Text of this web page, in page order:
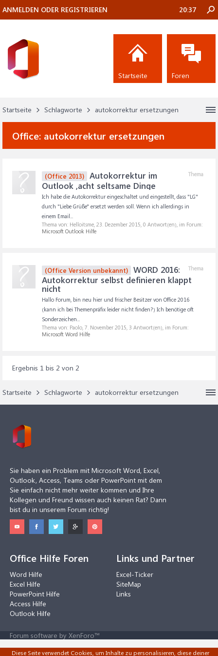
Startseite Schlagworte autokorrektur ersetzungen
Office: autokorrektur ersetzungen
Thema
(Office 2013)
Autokorrektur im
Outlook ,acht seltsame Dinge
Ich habe die Autokorrektur eingeschaltet und eingestellt, dass "LG"
durch "Liebe Grüße" ersetzt werden soll. Wenn ich allerdings in
einem Email...
Thema von: Helloitsme, 23. Dezember 2015, 0 Antwort(en), im Forum:
Microsoft Outlook Hilfe
Thema
(Office Version unbekannt)
WORD 2016:
Autokorrektur selbst definieren klappt
nicht
Hallo Forum, bin neu hier und frischer Besitzer von Office 2016
(kann ich bei Themenpräfix leider nicht finden?) Ich benötige oft
Sonderzeichen...
Thema von: Paolo, 7. November 2015, 3 Antwort(en), im Forum:
Microsoft Word Hilfe
Ergebnis 1 bis 2 von 2
Startseite Schlagworte autokorrektur ersetzungen
ANMELDEN ODER REGISTRIEREN 20:37
Startseite Foren
Sie haben ein Problem mit Microsoft Word, Excel,
Outlook, Access, Teams oder PowerPoint mit dem
Sie einfach nicht mehr weiter kommen und Ihre
Kollegen und Freund wissen auch keinen Rat? Dann
bist du in unserem Forum richtig!
Office Hilfe Foren
Word Hilfe
Excel Hilfe
PowerPoint Hilfe
Access Hilfe
Outlook Hilfe
Links und Partner
Excel-Ticker
SiteMap
Links
Forum software by XenForo™
Diese Seite verwendet Cookies, um Inhalte zu personalisieren, diese deiner